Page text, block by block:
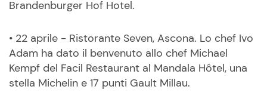
Brandenburger Hof Hotel.
• 22 aprile - Ristorante Seven, Ascona. Lo chef Ivo
Adam ha dato il benvenuto allo chef Michael
Kempf del Facil Restaurant al Mandala Hôtel, una
stella Michelin e 17 punti Gault Millau.